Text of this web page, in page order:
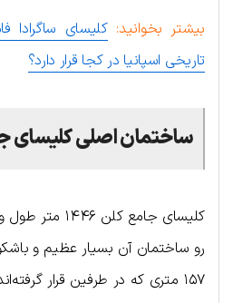
بیشتر بخوانید: کلیسای ساگرادا
تاریخی اسپانیا در کجا قرار دارد؟
ساختمان اصلی کلیسای
رو ساختمان آن بسیار عظیم و
۱۵۷ متری که در طرفین قرار